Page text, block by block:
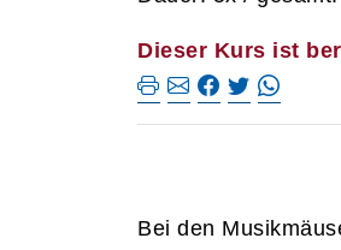
Dieser Kurs ist
Bei den